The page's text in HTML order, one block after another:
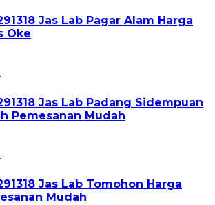
Jas Lab Pagar Alam Harga
Oke
Jas Lab Padang Sidempuan
Pemesanan Mudah
Jas Lab Tomohon Harga
Mudah